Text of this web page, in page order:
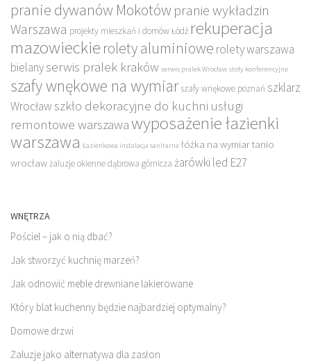
pranie dywanów Mokotów pranie wykładzin
Warszawa projekty mieszkań i domów Łódź rekuperacja
mazowieckie rolety aluminiowe rolety warszawa
bielanyserwis pralek kraków serwis pralek Wrocław stoły konferencyjne
szafy wnękowe na wymiar szafy wnękowe poznań szklarz
Wrocław szkło dekoracyjne do kuchni usługi
remontowe warszawawyposażenie łazienki
warszawa Łazienkowa instalacja sanitarna łóżka na wymiar tanio
wrocławżaluzje okienne dąbrowa górnicza żarówki led E27
WNĘTRZA
Pościel – jak o nią dbać?
Jak stworzyć kuchnię marzeń?
Jak odnowić meble drewniane lakierowane
Który blat kuchenny będzie najbardziej optymalny?
Domowe drzwi
Żaluzje jako alternatywa dla zasłon